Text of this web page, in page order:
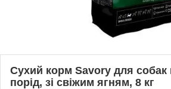
Сухий корм Savory для собак
порід, зі свіжим ягням, 8 кг